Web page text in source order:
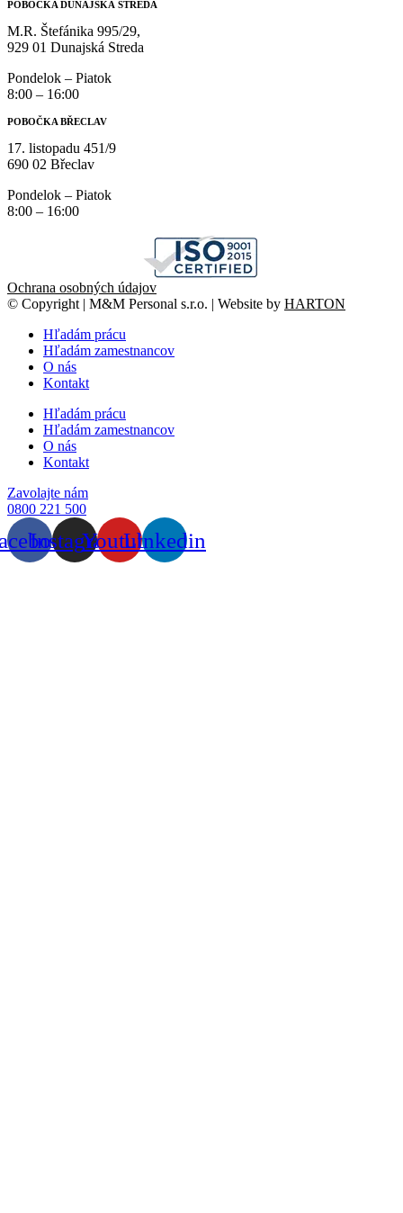
POBOČKA DUNAJSKÁ STREDA
M.R. Štefánika 995/29,
929 01 Dunajská Streda
Pondelok – Piatok
8:00 – 16:00
POBOČKA BŘECLAV
17. listopadu 451/9
690 02 Břeclav
Pondelok – Piatok
8:00 – 16:00
Ochrana osobných údajov
© Copyright | M&M Personal s.r.o. | Website by HARTON
Hľadám prácu
Hľadám zamestnancov
O nás
Kontakt
Hľadám prácu
Hľadám zamestnancov
O nás
Kontakt
Zavolajte nám
0800 221 500
InstagramYoutubeLinkedin